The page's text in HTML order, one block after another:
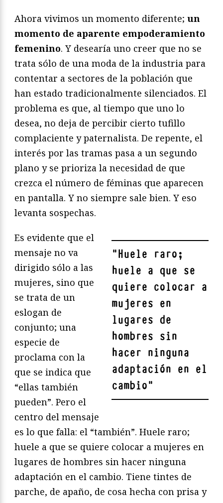
Ahora vivimos un momento diferente; un
momento de aparente empoderamiento
femenino. Y desearía uno creer que no se
trata sólo de una moda de la industria para
contentar a sectores de la población que
han estado tradicionalmente silenciados. El
problema es que, al tiempo que uno lo
desea, no deja de percibir cierto tufillo
complaciente y paternalista. De repente, el
interés por las tramas pasa a un segundo
plano y se prioriza la necesidad de que
crezca el número de féminas que aparecen
en pantalla. Y no siempre sale bien. Y eso
levanta sospechas.
"Huele raro;
huele a que se
quiere colocar a
mujeres en
lugares de
hombres sin
hacer ninguna
adaptación en el
cambio"
Es evidente que el
mensaje no va
dirigido sólo a las
mujeres, sino que
se trata de un
eslogan de
conjunto; una
especie de
proclama con la
que se indica que
“ellas también
pueden”. Pero el
centro del mensaje
es lo que falla: el “también”. Huele raro;
huele a que se quiere colocar a mujeres en
lugares de hombres sin hacer ninguna
adaptación en el cambio. Tiene tintes de
parche, de apaño, de cosa hecha con prisa y